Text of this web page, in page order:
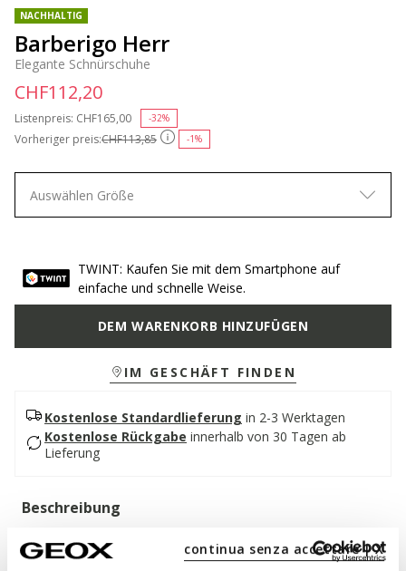
continua senza accettare | X
NACHHALTIG
Barberigo Herr
Elegante Schnürschuhe
Vorheriger preis:CHF113,85 -1%
Listenpreis: Price reduced from
CHF165,00 -32%
CHF112,20
Auswählen Größe
TWINT: Kaufen Sie mit dem Smartphone auf
einfache und schnelle Weise.
DEM WARENKORB HINZUFÜGEN
IM GESCHÄFT FINDEN
Kostenlose Standardlieferung in 2-3 Werktagen
Kostenlose Rückgabe innerhalb von 30 Tagen ab
Lieferung
Beschreibung
Eleganter Herrenschuh mit raffiniertem und zeitlosem Design,
neu interpretiert im urbanen Stil. Dieses Modell mit zeitlosem